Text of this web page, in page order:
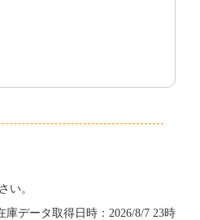
い。
庫データ取得日時：2026/8/7 23時